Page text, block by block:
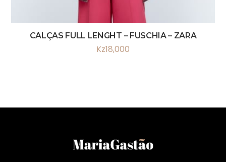
CALÇAS FULL LENGHT – FUSCHIA – ZARA
Kz18,000